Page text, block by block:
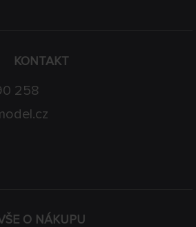
O NÁKUPU
KONTAKT
258